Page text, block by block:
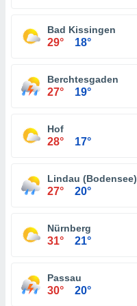
Bad Kissingen
29° 18°
Berchtesgaden
27° 19°
Hof
28° 17°
Lindau (Bodensee)
27° 20°
Nürnberg
31° 21°
Passau
30° 20°